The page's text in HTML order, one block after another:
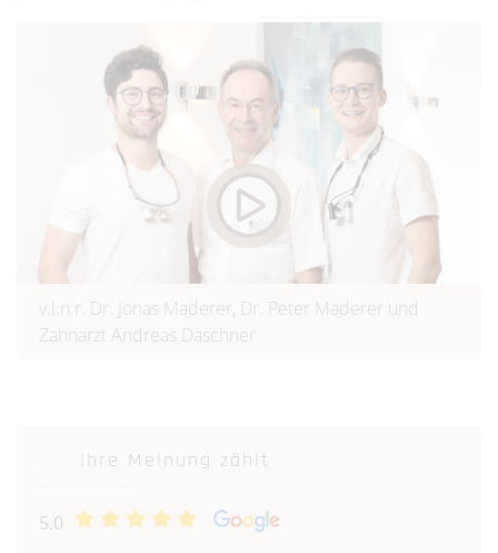
v.l.n.r. Dr. Jonas Maderer, Dr. Peter Maderer und
Zahnarzt Andreas Daschner
Ihre Meinung zählt
5.0